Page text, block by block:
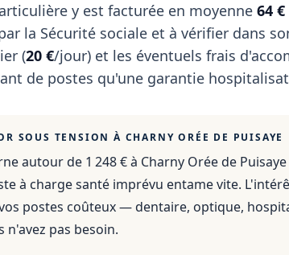
y est facturée en moyenne 64 €
la Sécurité sociale et à vérifier dans
(20 €/jour) et les éventuels frais
de postes qu'une garantie
SOUS TENSION À CHARNY ORÉE DE PUISAYE
autour de 1 248 €à Charny Orée de Puisaye
à charge santé imprévu entame vite.
postes coûteux — dentaire, optique,
n'avez pas besoin.